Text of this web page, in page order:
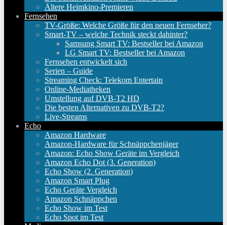
Ältere Heimkino-Premieren
Fernsehen
TV-Größe: Welche Größe für den neuen Fernseher?
Smart-TV – welche Technik steckt dahinter?
Samsung Smart TV: Bestseller bei Amazon
LG Smart TV: Bestseller bei Amazon
Fernsehen entwickelt sich
Serien – Guide
Streaming Check: Telekom Entertain
Online-Mediatheken
Umstellung auf DVB-T2 HD
Die besten Alternativen zu DVB-T2?
Live-Streams
Echo
Amazon Hardware
Amazon-Hardware für Schnäppchenjäger
Amazon: Echo Show Geräte im Vergleich
Amazon Echo Dot (3. Generation)
Echo Show (2. Generation)
Amazon Smart Plug
Echo Geräte Vergleich
Amazon Schnäppchen
Echo Show im Test
Echo Spot im Test